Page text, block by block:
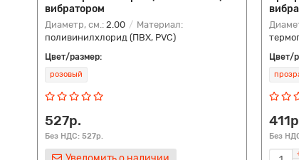
вибратором
Диаметр, см.: 2.00
Материал:
поливинилхлорид (ПВХ, PVC)
Цвет/размер:
розовый
527р.
Без НДС: 527р.
Цвет/
Без